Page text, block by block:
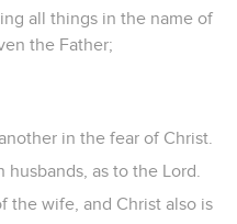
all things in the name of
the Father;
in the fear of Christ.
as to the Lord.
the wife, and Christ also is